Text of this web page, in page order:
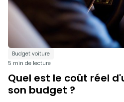
Budget voiture
5 min de lecture
Quel est le coût réel
son budget ?